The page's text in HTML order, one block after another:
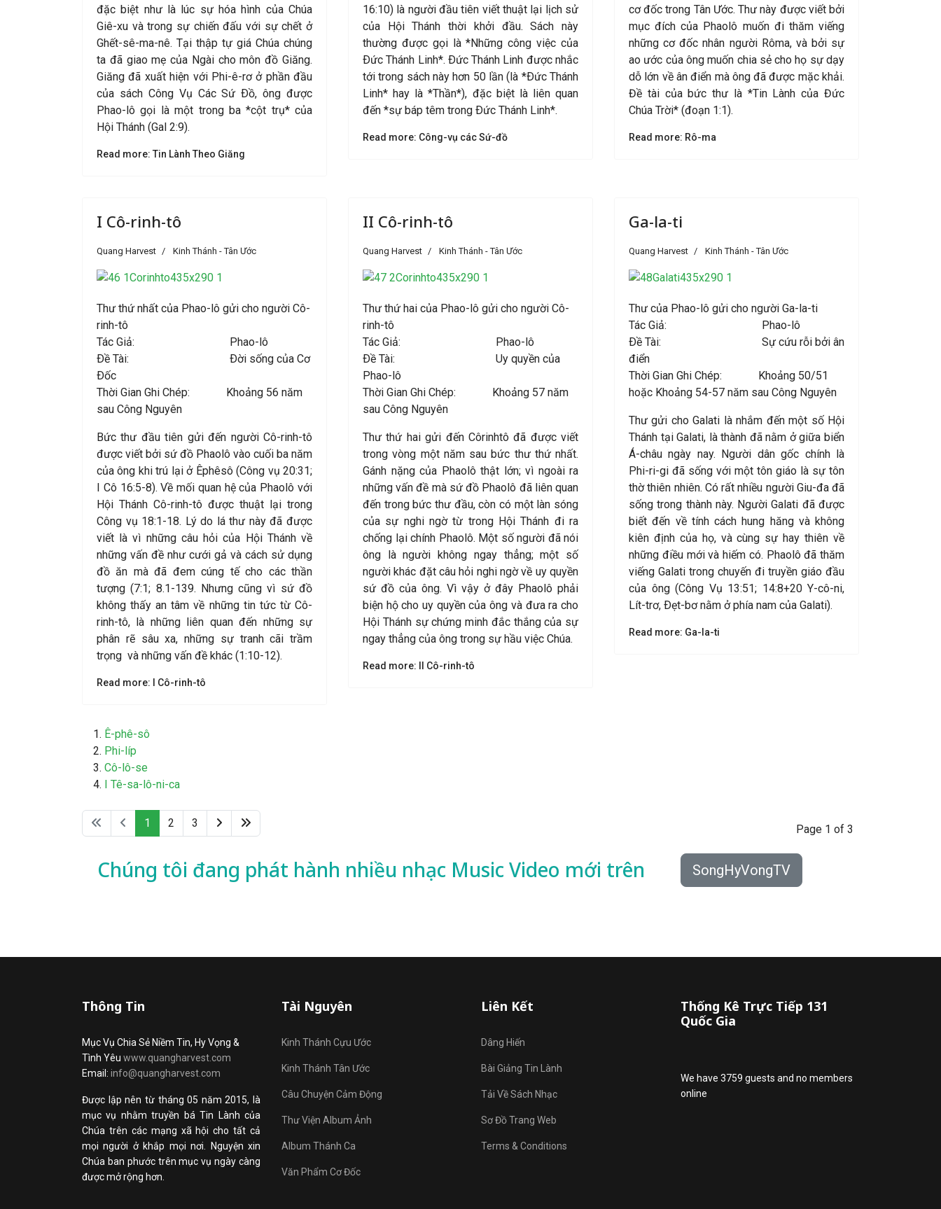
đặc biệt như là lúc sự hóa hình của Chúa
Giê-xu và trong sự chiến đấu với sự chết ở
Ghết-sê-ma-nê. Tại thập tự giá Chúa chúng
ta đã giao mẹ của Ngài cho môn đồ Giăng.
Giăng đã xuất hiện với Phi-ê-rơ ở phần đầu
của sách Công Vụ Các Sứ Ðồ, ông được
Phao-lô gọi là một trong ba *cột trụ* của
Hội Thánh (Gal 2:9).
Read more: Tin Lành Theo Giăng
16:10) là người đầu tiên viết thuật lại lịch sử
của Hội Thánh thời khởi đầu. Sách này
thường được gọi là *Những công việc của
Ðức Thánh Linh*. Ðức Thánh Linh được nhắc
tới trong sách này hơn 50 lần (là *Ðức Thánh
Linh* hay là *Thần*), đặc biệt là liên quan
đến *sự báp têm trong Ðức Thánh Linh*.
Read more: Công-vụ các Sứ-đồ
cơ đốc trong Tân Ước. Thư này được viết bởi
mục đích của Phaolô muốn đi thăm viếng
những cơ đốc nhân người Rôma, và bởi sự
ao ước của ông muốn chia sẻ cho họ sự dạy
dỗ lớn về ân điển mà ông đã được mặc khải.
Đề tài của bức thư là *Tin Lành của Đức
Chúa Trời* (đoạn 1:1).
Read more: Rô-ma
I Cô-rinh-tô
Quang Harvest Kinh Thánh - Tân Ước
Thư thứ nhất của Phao-lô gửi cho người Cô-
rinh-tô
Tác Giả: Phao-lô
Ðề Tài: Ðời sống của Cơ
Ðốc
Thời Gian Ghi Chép: Khoảng 56 năm
sau Công Nguyên
Bức thư đầu tiên gửi đến người Cô-rinh-tô
được viết bởi sứ đồ Phaolô vào cuối ba năm
của ông khi trú lại ở Êphêsô (Công vụ 20:31;
I Cô 16:5-8). Về mối quan hệ của Phaolô với
Hội Thánh Cô-rinh-tô được thuật lại trong
Công vụ 18:1-18. Lý do lá thư này đã được
viết là vì những câu hỏi của Hội Thánh về
những vấn đề như cưới gả và cách sử dụng
đồ ăn mà đã đem cúng tế cho các thần
tượng (7:1; 8.1-139. Nhưng cũng vì sứ đồ
không thấy an tâm về những tin tức từ Cô-
rinh-tô, là những liên quan đến những sự
phân rẽ sâu xa, những sự tranh cãi trầm
trọng và những vấn đề khác (1:10-12).
Read more: I Cô-rinh-tô
II Cô-rinh-tô
Quang Harvest Kinh Thánh - Tân Ước
Thư thứ hai của Phao-lô gửi cho người Cô-
rinh-tô
Tác Giả: Phao-lô
Ðề Tài: Uy quyền của
Phao-lô
Thời Gian Ghi Chép: Khoảng 57 năm
sau Công Nguyên
Thư thứ hai gửi đến Côrinhtô đã được viết
trong vòng một năm sau bức thư thứ nhất.
Gánh nặng của Phaolô thật lớn; vì ngoài ra
những vấn đề mà sứ đồ Phaolô đã liên quan
đến trong bức thư đầu, còn có một làn sóng
của sự nghi ngờ từ trong Hội Thánh đi ra
chống lại chính Phaolô. Một số người đã nói
ông là người không ngay thẳng; một số
người khác đặt câu hỏi nghi ngờ về uy quyền
sứ đồ của ông. Vì vậy ở đây Phaolô phải
biện hộ cho uy quyền của ông và đưa ra cho
Hội Thánh sự chứng minh đắc thắng của sự
ngay thẳng của ông trong sự hầu việc Chúa.
Read more: II Cô-rinh-tô
Ga-la-ti
Quang Harvest Kinh Thánh - Tân Ước
Thư của Phao-lô gửi cho người Ga-la-ti
Tác Giả: Phao-lô
Ðề Tài: Sự cứu rỗi bởi ân
điển
Thời Gian Ghi Chép: Khoảng 50/51
hoặc Khoảng 54-57 năm sau Công Nguyên
Thư gửi cho Galati là nhắm đến một số Hội
Thánh tại Galati, là thành đã nằm ở giữa biển
Á-châu ngày nay. Người dân gốc chính là
Phi-ri-gi đã sống với một tôn giáo là sự tôn
thờ thiên nhiên. Có rất nhiều người Giu-đa đã
sống trong thành này. Người Galati đã được
biết đến về tính cách hung hăng và không
kiên định của họ, và cùng sự hay thiên về
những điều mới và hiếm có. Phaolô đã thăm
viếng Galati trong chuyến đi truyền giáo đầu
của ông (Công Vụ 13:51; 14:8+20 Y-cô-ni,
Lít-trơ, Ðẹt-bơ nằm ở phía nam của Galati).
Read more: Ga-la-ti
Ê-phê-sô
Phi-líp
Cô-lô-se
I Tê-sa-lô-ni-ca
Page 1 of 3
1 2 3
Chúng tôi đang phát hành nhiều nhạc Music Video mới trên SongHyVongTV
Thông Tin
Mục Vụ Chia Sẻ Niềm Tin, Hy Vọng &
Tình Yêu www.quangharvest.com
Email: info@quangharvest.com
Được lập nên từ tháng 05 năm 2015, là
mục vụ nhằm truyền bá Tin Lành của
Chúa trên các mạng xã hội cho tất cả
mọi người ở khắp mọi nơi. Nguyện xin
Chúa ban phước trên mục vụ ngày càng
được mở rộng hơn.
Tài Nguyên
Kinh Thánh Cựu Ước
Kinh Thánh Tân Ước
Câu Chuyện Cảm Động
Thư Viện Album Ảnh
Album Thánh Ca
Văn Phẩm Cơ Đốc
Liên Kết
Dâng Hiến
Bài Giảng Tin Lành
Tải Về Sách Nhạc
Sơ Đồ Trang Web
Terms & Conditions
Thống Kê Trực Tiếp 131
Quốc Gia
We have 3759 guests and no members
online